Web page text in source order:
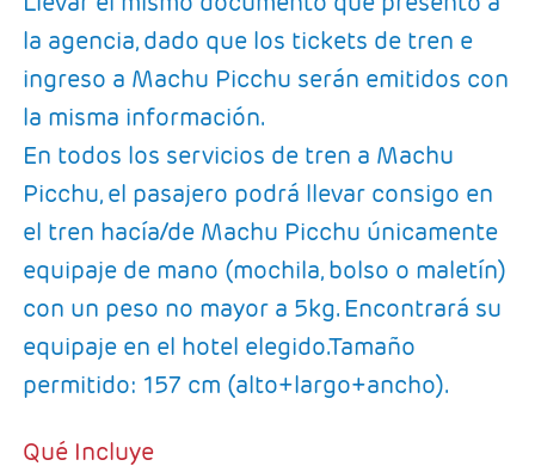
la agencia, dado que los tickets de tren e
ingreso a Machu Picchu serán emitidos con
la misma información.
En todos los servicios de tren a Machu
Picchu, el pasajero podrá llevar consigo en
el tren hacía/de Machu Picchu únicamente
equipaje de mano (mochila, bolso o maletín)
con un peso no mayor a 5kg. Encontrará su
equipaje en el hotel elegido.Tamaño
permitido: 157 cm (alto+largo+ancho).
Qué Incluye